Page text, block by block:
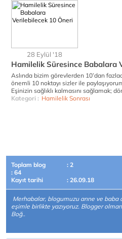
28 Eylül '18
Hamilelik Süresince Babalara
Aslında bizim görevlerden 10’dan
önemli 10 noktayı sizler ile
Eşinizin sağlıklı kalmasını sağlamak;
Kategori : Hamilelik Sonrası
Toplam blog
: 2
: 64
Kayıt tarihi
: 26.09.18
Merhabalar, blogumuzu anne ve baba
eşimle birlikte yazıyoruz. Blogger
Boğ..